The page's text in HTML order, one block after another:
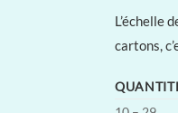
L’échelle
cartons,